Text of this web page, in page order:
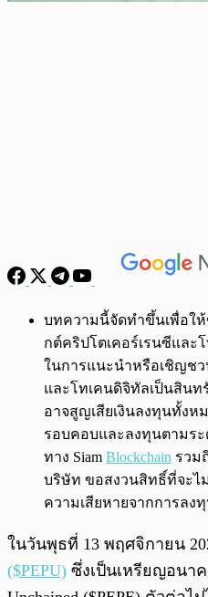
พร้อมเล่น
บทความนี้จัดทำขึ้นเพื่อให้
กต์คริปโตเคอร์เรนซีและ
ในการแนะนำหรือเชิญช
และโทเคนดิจิทัลเป็นสินท
อาจสูญเสียเงินลงทุนทั้ง
รอบคอบและลงทุนตามร
ทาง Siam Blockchain รวม
บริษัท ขอสงวนสิทธิ์ที่จะไ
ความเสียหายจากการลง
ในวันพุธที่ 13 พฤศจิกายน
($PEPU) ซึ่งเป็นเหรียญอนา